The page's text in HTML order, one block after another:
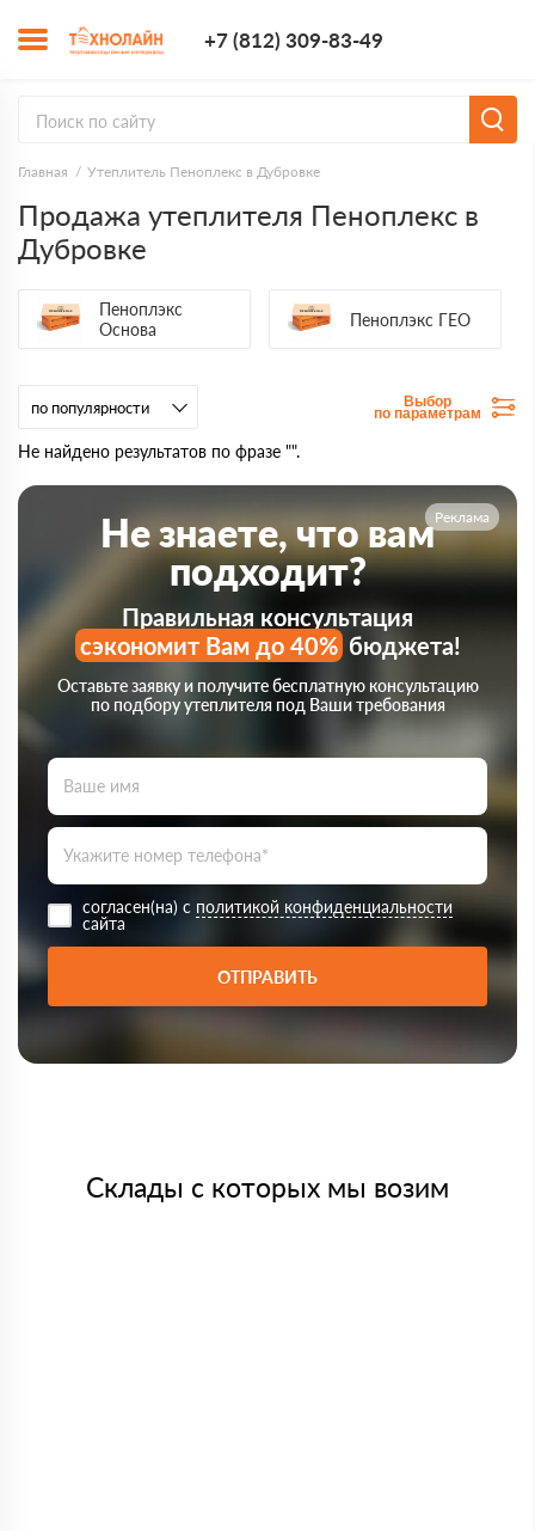
+7 (812) 309-83-49
Главная Утеплитель Пеноплекс в Дубровке
Продажа утеплителя Пеноплекс в
Дубровке
Пеноплэкс
Основа
Пеноплэкс ГЕО
Выбор
по параметрам
Не найдено результатов по фразе "".
Реклама
Не знаете, что вам
подходит?
Правильная консультация
сэкономит Вам до 40%бюджета!
Оставьте заявку и получите бесплатную консультацию
по подбору утеплителя под Ваши требования
согласен(на) с политикой конфиденциальности
сайта
ОТПРАВИТЬ
Склады с которых мы возим